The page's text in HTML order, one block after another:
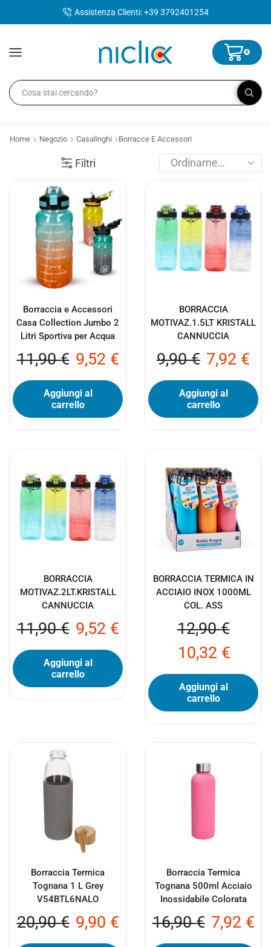
Assistenza Clienti: +39 3792401254
0
Home Negozio Casalinghi Borracce E Accessori
Filtri
Borraccia e Accessori
Casa Collection Jumbo 2
Litri Sportiva per Acqua
11,90€ 9,52 €
Aggiungi al
carrello
BORRACCIA
MOTIVAZ.1.5LT KRISTALL
CANNUCCIA
9,90€ 7,92 €
Aggiungi al
carrello
BORRACCIA
MOTIVAZ.2LT.KRISTALL
CANNUCCIA
11,90€ 9,52 €
Aggiungi al
carrello
BORRACCIA TERMICA IN
ACCIAIO INOX 1000ML
COL. ASS
12,90€
10,32 €
Aggiungi al
carrello
Borraccia Termica
Tognana 1 L Grey
V54BTL6NALO
20,90€ 9,90 €
Borraccia Termica
Tognana 500ml Acciaio
Inossidabile Colorata
16,90€ 7,92 €